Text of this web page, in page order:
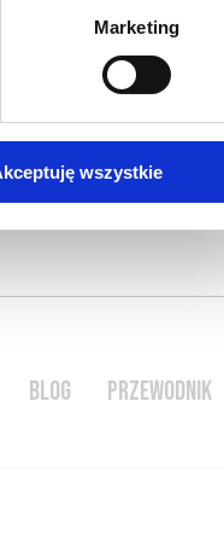
Marketing
wszystkie
BLOG PRZEWODNIK